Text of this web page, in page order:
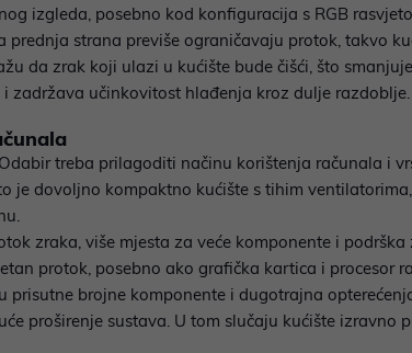
izgleda, posebno kod konfiguracija s RGB
strana previše ograničavaju protok, takvo
da zrak koji ulazi u kućište bude čišći, što
zadržava učinkovitost hlađenja kroz dulje razdoblje.
treba prilagoditi načinu korištenja računala i
je dovoljno kompaktno kućište s tihim
zraka, više mjesta za veće komponente i
protok, posebno ako grafička kartica i procesor
brojne komponente i dugotrajna
proširenje sustava. U tom slučaju kućište